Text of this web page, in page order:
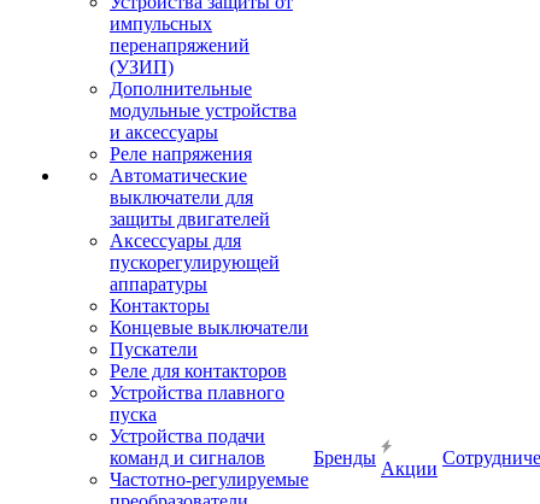
импульсных
перенапряжений
(УЗИП)
Дополнительные
модульные устройства
и аксессуары
Реле напряжения
Автоматические
выключатели для
защиты двигателей
Аксессуары для
пускорегулирующей
аппаратуры
Контакторы
Концевые выключатели
Пускатели
Реле для контакторов
Устройства плавного
пуска
Устройства подачи
команд и сигналов
Частотно-регулируемые
Бренды
Акции